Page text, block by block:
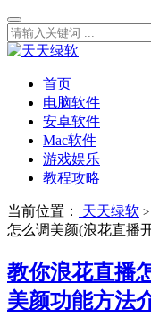
首页
电脑软件
安卓软件
Mac软件
游戏娱乐
教程攻略
当前位置： 天天绿软 >
怎么调美颜(浪花直播
教你浪花直播
美颜功能方法